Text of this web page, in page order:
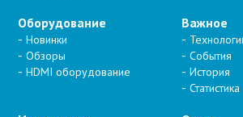
Оборудование
Новинки
Обзоры
HDMI оборудование
Важное
События
История
Статистика